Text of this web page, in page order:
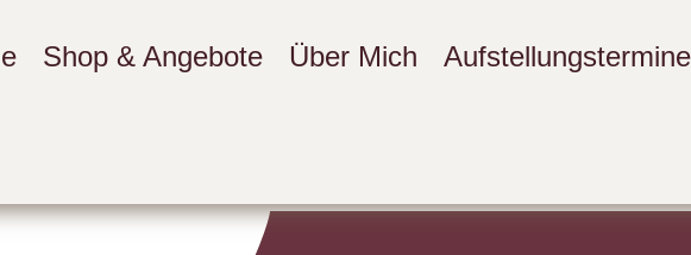
Shop & Angebote Über Mich Aufstellungstermine